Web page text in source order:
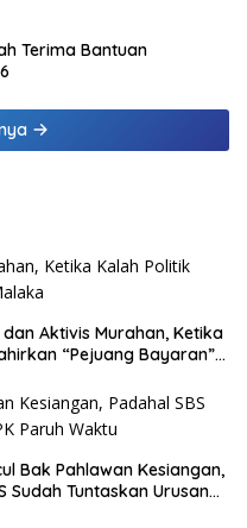
Terima Bantuan
Aktivis Murahan, Ketika
“Pejuang Bayaran”
Bak Pahlawan Kesiangan,
Sudah Tuntaskan Urusan